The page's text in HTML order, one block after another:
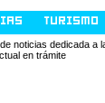
TURISMO
noticias dedicada a
en trámite